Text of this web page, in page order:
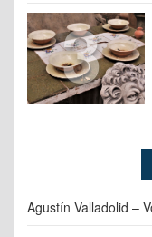
3
Agustín Valladolid –